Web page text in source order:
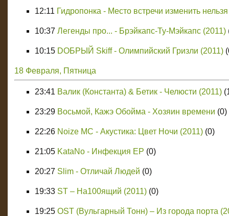
12:11 Гидропонка - Место встречи изменить
10:37 Легенды про... - Брэйкапс-Ту-Мэйкапс (2011)
10:15 DОБРЫЙ Skiff - Олимпийский Гризли (2011)
18 Февраля, Пятница
23:41 Валик (Константа) & Бетик - Челюсти (2011)
23:29 Восьмой, Кажэ Обойма - Хозяин времени (0)
22:26 Noize MC - Акустика: Цвет Ночи (2011) (0)
21:05 KataNo - Инфекция EP (0)
20:27 Slim - Отличай Людей (0)
19:33 ST – На100ящий (2011) (0)
19:25 OST (Вульгарный Тонн) – Из города порта